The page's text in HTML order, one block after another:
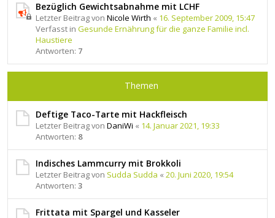
Bezüglich Gewichtsabnahme mit LCHF
Letzter Beitrag von Nicole Wirth « 16. September 2009, 15:47
Verfasst in Gesunde Ernährung für die ganze Familie incl.
Haustiere
Antworten: 7
Themen
Deftige Taco-Tarte mit Hackfleisch
Letzter Beitrag von DaniWi « 14. Januar 2021, 19:33
Antworten: 8
Indisches Lammcurry mit Brokkoli
Letzter Beitrag von Sudda Sudda « 20. Juni 2020, 19:54
Antworten: 3
Frittata mit Spargel und Kasseler